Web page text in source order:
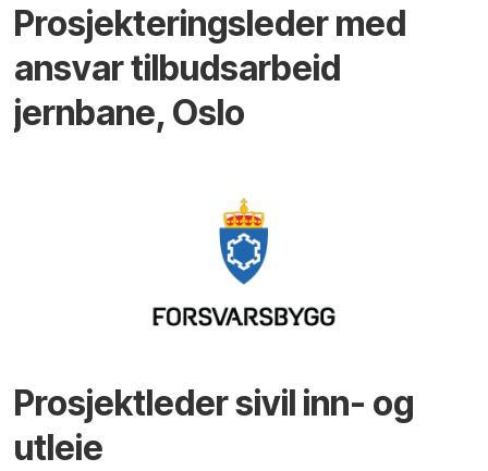
Prosjekteringsleder med
ansvar tilbudsarbeid
jernbane, Oslo
Prosjektleder sivil inn- og
utleie